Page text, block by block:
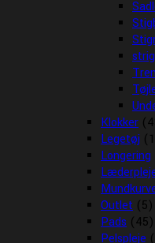
Klokker
Legetøj
Longering
Outlet (5)
Pads (45)
Pelspleje